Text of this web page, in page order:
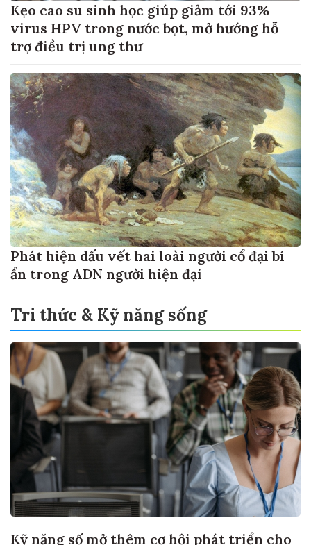
Kẹo cao su sinh học giúp giảm tới 93%
virus HPV trong nước bọt, mở hướng hỗ
trợ điều trị ung thư
Phát hiện dấu vết hai loài người cổ đại bí
ẩn trong ADN người hiện đại
Tri thức & Kỹ năng sống
Kỹ năng số mở thêm cơ hội phát triển cho